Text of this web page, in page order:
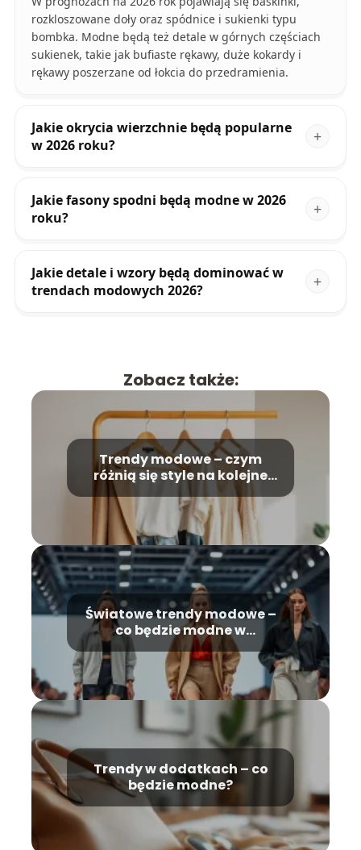
rozkloszowane doły oraz spódnice i sukienki typu
bombka. Modne będą też detale w górnych częściach
sukienek, takie jak bufiaste rękawy, duże kokardy i
rękawy poszerzane od łokcia do przedramienia.
Jakie okrycia wierzchnie będą popularne
w 2026 roku?
Jakie fasony spodni będą modne w 2026
roku?
Jakie detale i wzory będą dominować w
trendach modowych 2026?
Zobacz także:
Trendy modowe – czym
różnią się style na kolejne
Światowe trendy modowe –
co będzie modne w
najbliższych latach?
Trendy w dodatkach – co
będzie modne?